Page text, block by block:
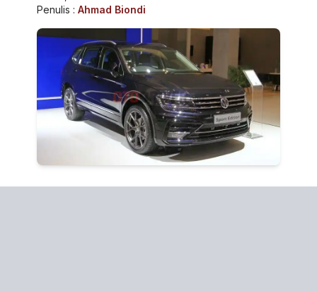
Penulis : Ahmad Biondi